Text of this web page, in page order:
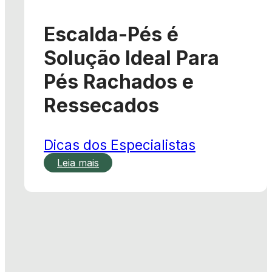
Escalda-Pés é
Solução Ideal Para
Pés Rachados e
Ressecados
Dicas dos Especialistas
Leia mais